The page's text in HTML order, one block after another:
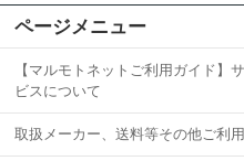
ページメニュー
【マルモトネットご利用ガイド】
ビスについて
取扱メーカー、送料等その他ご利